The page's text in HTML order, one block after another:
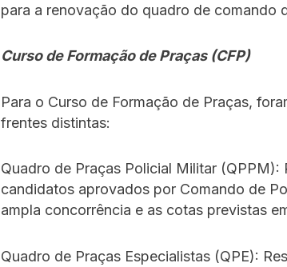
para a renovação do quadro de comando
Curso de Formação de Praças (CFP)
Para o Curso de Formação de Praças,
frentes distintas:
Quadro de Praças Policial Militar
candidatos aprovados por Comando de
ampla concorrência e as cotas previstas
Quadro de Praças Especialistas (QPE):